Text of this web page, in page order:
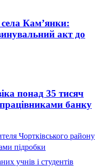
Кам’янки:
акт до
понад 35 тисяч
банку
Чортківського району
підробки
учнів і студентів